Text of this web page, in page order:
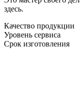
здесь.
Качество продукции
Уровень сервиса
Срок изготовления